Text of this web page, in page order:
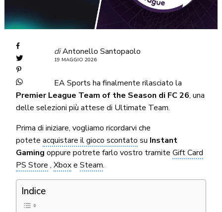
diAntonello Santopaolo
19 MAGGIO 2026
EA Sports ha finalmente rilasciato la
Premier League Team of the Season di FC 26, una
delle selezioni più attese di Ultimate Team.
Prima di iniziare, vogliamo ricordarvi che
potete acquistare il gioco scontato su Instant
Gaming oppure potrete farlo vostro tramiteGift Card
PS Store ,XboxeSteam.
Indice